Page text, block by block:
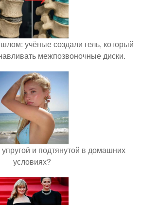
учёные создали гель, который
межпозвоночные диски.
упругой и подтянутой в домашних
условиях?